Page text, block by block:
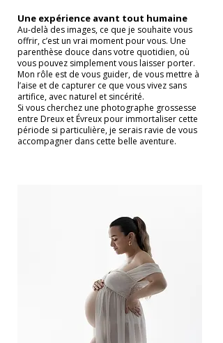
Une expérience avant tout humaine
Au-delà des images, ce que je souhaite vous
offrir, c’est un vrai moment pour vous. Une
parenthèse douce dans votre quotidien, où
vous pouvez simplement vous laisser porter.
Mon rôle est de vous guider, de vous mettre à
l’aise et de capturer ce que vous vivez sans
artifice, avec naturel et sincérité.
Si vous cherchez une photographe grossesse
entre Dreux et Évreux pour immortaliser cette
période si particulière, je serais ravie de vous
accompagner dans cette belle aventure.